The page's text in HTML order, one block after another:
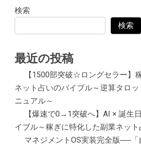
検索
検索
最近の投稿
【1500部突破☆ロングセラー】
ネット占いのバイブル～逆算タロ
ニュアル～
【爆速で0→1突破へ】AI × 誕生
イブル～稼ぎに特化した副業ネット
マネジメントOS実装完全版──